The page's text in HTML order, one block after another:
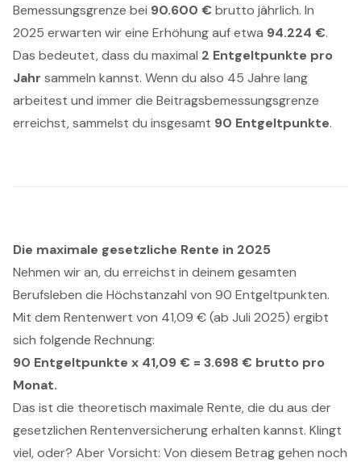
Bemessungsgrenze bei 90.600 € brutto jährlich. In
2025 erwarten wir eine Erhöhung auf etwa 94.224 €.
Das bedeutet, dass du maximal 2 Entgeltpunkte pro
Jahr sammeln kannst. Wenn du also 45 Jahre lang
arbeitest und immer die Beitragsbemessungsgrenze
erreichst, sammelst du insgesamt 90 Entgeltpunkte.
Die maximale gesetzliche Rente in 2025
Nehmen wir an, du erreichst in deinem gesamten
Berufsleben die Höchstanzahl von 90 Entgeltpunkten.
Mit dem Rentenwert von 41,09 € (ab Juli 2025) ergibt
sich folgende Rechnung:
90 Entgeltpunkte x 41,09 € = 3.698 € brutto pro
Monat.
Das ist die theoretisch maximale Rente, die du aus der
gesetzlichen Rentenversicherung erhalten kannst. Klingt
viel, oder? Aber Vorsicht: Von diesem Betrag gehen noch